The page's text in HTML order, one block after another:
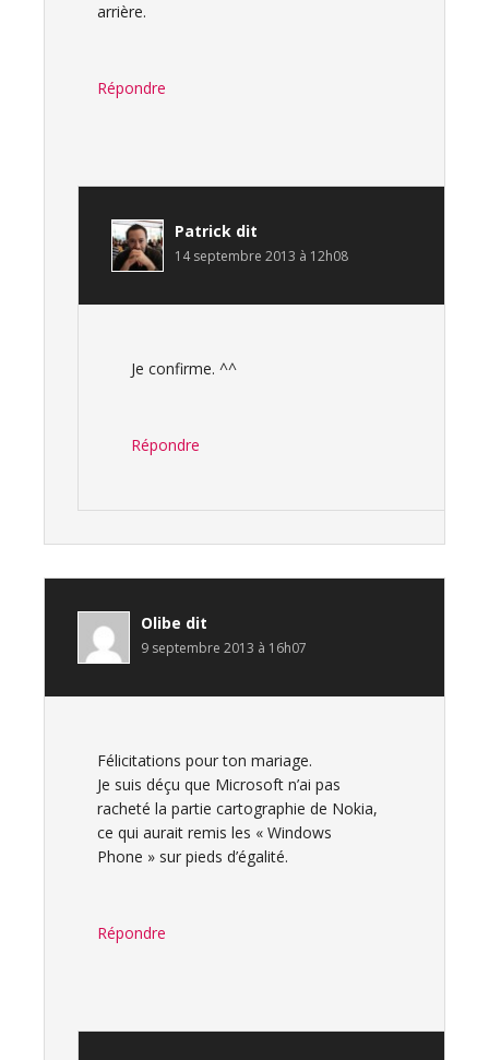
arrière.
Répondre
Patrick dit
14 septembre 2013 à 12h08
Je confirme. ^^
Répondre
Olibe dit
9 septembre 2013 à 16h07
Félicitations pour ton mariage.
Je suis déçu que Microsoft n’ai pas
racheté la partie cartographie de Nokia,
ce qui aurait remis les « Windows
Phone » sur pieds d’égalité.
Répondre